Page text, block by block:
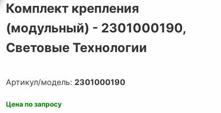
Комплект крепления
(модульный) - 2301000190,
Световые Технологии
Артикул/модель: 2301000190
Цена по запросу